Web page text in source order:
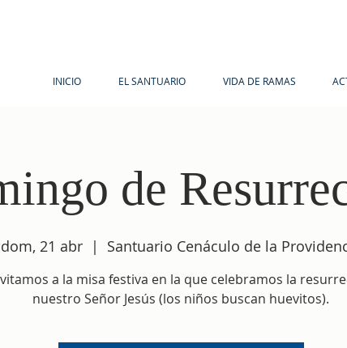
INICIO EL SANTUARIO VIDA DE RAMAS
de
dom, 21 abr
  |
Santuario Cenáculo de la
a la misa festiva en la que celebramos la
nuestro Señor Jesús (los niños buscan huevitos).